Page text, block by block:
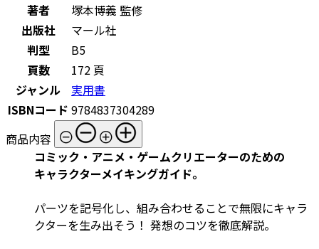
著者
塚本博義 監修
出版社
マール社
判型
B5
頁数
172 頁
ジャンル
実用書
ISBNコード 9784837304289
商品内容
コミック・アニメ・ゲームクリエーターのための
キャラクターメイキングガイド。
パーツを記号化し、組み合わせることで無限にキャラ
クターを生み出そう！ 発想のコツを徹底解説。